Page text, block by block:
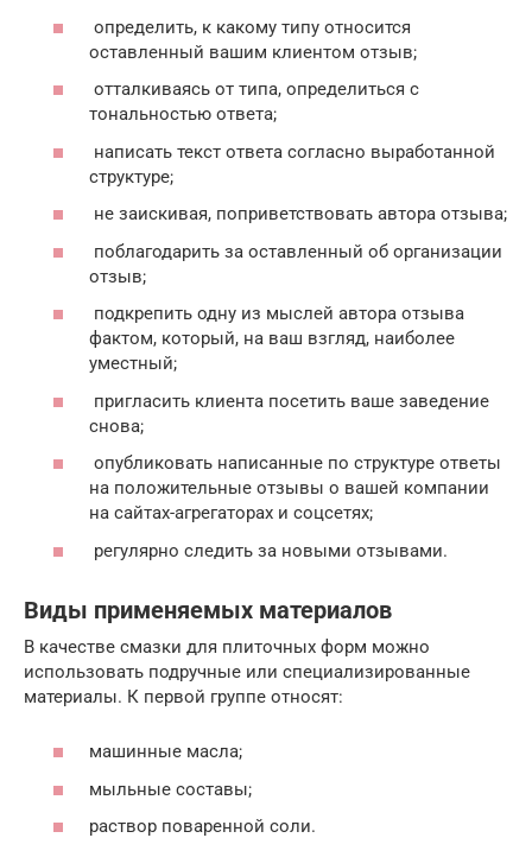
определить, к какому типу относится
оставленный вашим клиентом отзыв;
отталкиваясь от типа, определиться с
тональностью ответа;
написать текст ответа согласно выработанной
структуре;
не заискивая, поприветствовать автора отзыва;
поблагодарить за оставленный об организации
отзыв;
подкрепить одну из мыслей автора отзыва
фактом, который, на ваш взгляд, наиболее
уместный;
пригласить клиента посетить ваше заведение
снова;
опубликовать написанные по структуре ответы
на положительные отзывы о вашей компании
на сайтах-агрегаторах и соцсетях;
регулярно следить за новыми отзывами.
Виды применяемых материалов
В качестве смазки для плиточных форм можно
использовать подручные или специализированные
материалы. К первой группе относят:
машинные масла;
мыльные составы;
раствор поваренной соли.